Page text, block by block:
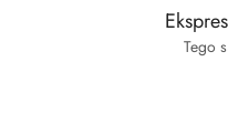
Tego